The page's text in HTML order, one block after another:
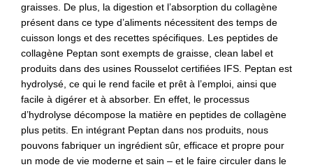
graisses. De plus, la digestion et l’absorption du collagène
présent dans ce type d’aliments nécessitent des temps de
cuisson longs et des recettes spécifiques. Les peptides de
collagène Peptan sont exempts de graisse, clean label et
produits dans des usines Rousselot certifiées IFS. Peptan est
hydrolysé, ce qui le rend facile et prêt à l’emploi, ainsi que
facile à digérer et à absorber. En effet, le processus
d’hydrolyse décompose la matière en peptides de collagène
plus petits. En intégrant Peptan dans nos produits, nous
pouvons fabriquer un ingrédient sûr, efficace et propre pour
un mode de vie moderne et sain – et le faire circuler dans le